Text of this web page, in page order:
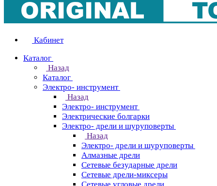
Кабинет
Каталог
Назад
Каталог
Электро- инструмент
Назад
Электро- инструмент
Электрические болгарки
Электро- дрели и шуруповерты
Назад
Электро- дрели и шуруповерты
Алмазные дрели
Сетевые безударные дрели
Сетевые дрели-миксеры